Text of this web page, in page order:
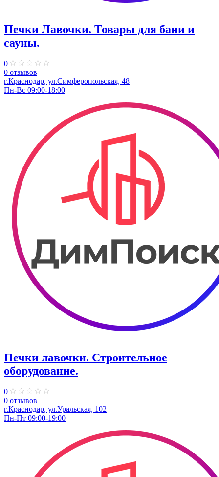
Печки Лавочки. Товары для бани и
сауны.
0
0 отзывов
г.Краснодар, ​ул.Симферопольская, 48
Пн-Вс 09:00-18:00
Печки лавочки. Строительное
оборудование.
0
0 отзывов
г.Краснодар, ул.Уральская, 102
Пн-Пт 09:00-19:00